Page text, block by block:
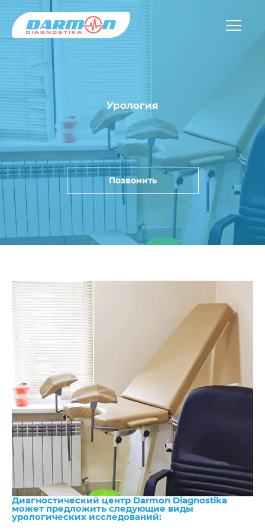
Урология
Позвонить
Диагностический центр Darmon Diagnostika
может предложить следующие виды
урологических исследований: